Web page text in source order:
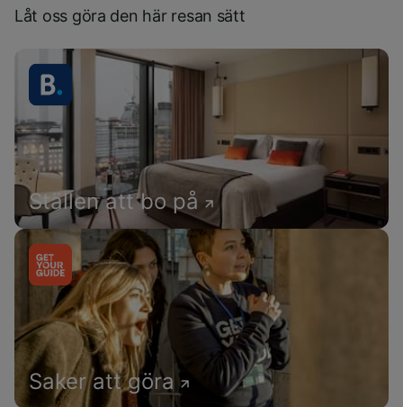
Låt oss göra den här resan sätt
Ställen att bo på
Saker att göra